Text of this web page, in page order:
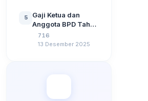
Berdasarkan UU No
3 Tahun 2024
5
Gaji Ketua dan
Anggota BPD Tahun
2026, Berapa
Besarannya? Ada
716
13 Desember 2025